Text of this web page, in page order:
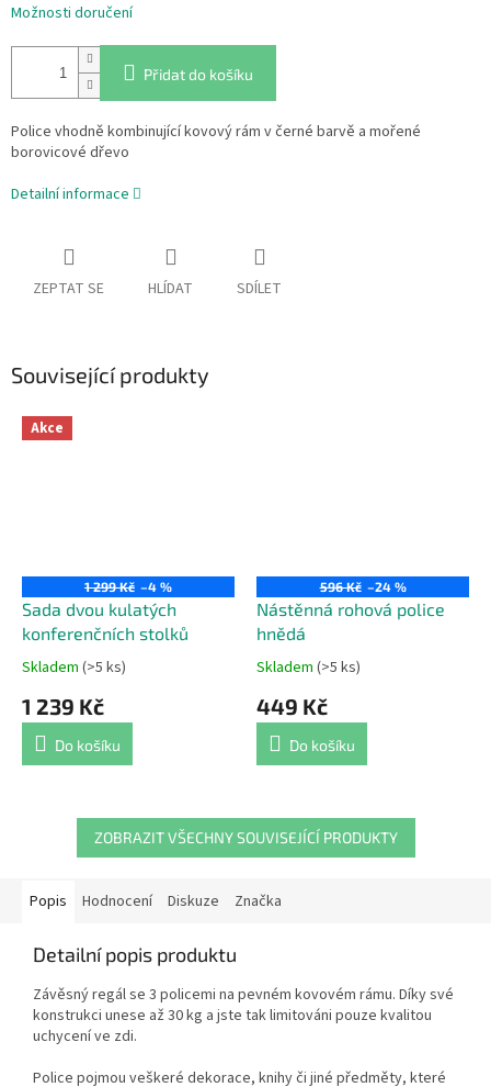
Možnosti doručení
Přidat do košíku
Police vhodně kombinující kovový rám v černé barvě a mořené
borovicové dřevo
Detailní informace
ZEPTAT SE HLÍDAT SDÍLET
Související produkty
Akce
1 299 Kč –4 %
Sada dvou kulatých
konferenčních stolků
Průměrné
produktu
4,4
hvězdiček.
Skladem (>5 ks)
1 239 Kč
Do košíku
596 Kč –24 %
Nástěnná rohová police
hnědá
Průměrné
produktu
5,0
hvězdiček.
Skladem (>5 ks)
449 Kč
Do košíku
ZOBRAZIT VŠECHNY SOUVISEJÍCÍ PRODUKTY
Popis Hodnocení Diskuze Značka
Detailní popis produktu
Závěsný regál se 3 policemi na pevném kovovém rámu. Díky své
konstrukci unese až 30 kg a jste tak limitováni pouze kvalitou
uchycení ve zdi.
Police pojmou veškeré dekorace, knihy či jiné předměty, které